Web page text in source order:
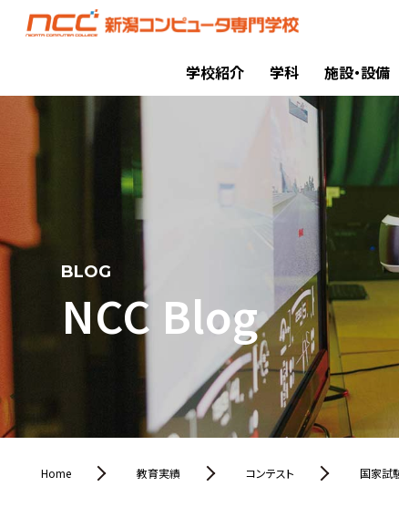
学校紹介 学科 施設・設備
BLOG
NCC Blog
Home 教育実績 コンテスト 国家試